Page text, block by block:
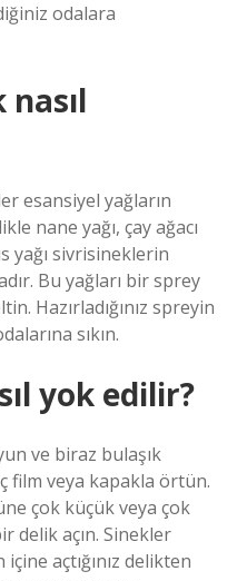
odalara
esansiyel yağların
nane yağı, çay ağacı
yağı sivrisineklerin
Bu yağları bir sprey
Hazırladığınız spreyin
sıkın.
yok edilir?
ve biraz bulaşık
film veya kapakla örtün.
çok küçük veya çok
delik açın. Sinekler
açtığınız delikten